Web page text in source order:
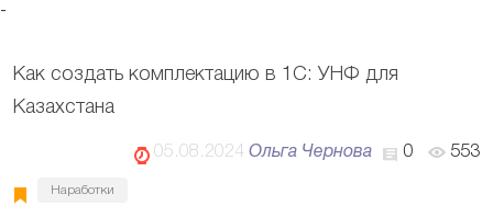
-
Как создать комплектацию в 1С: УНФ для
Казахстана
0 553
05.08.2024 Ольга Чернова
Наработки